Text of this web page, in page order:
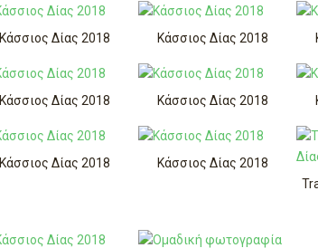
Κάσσιος Δίας 2018 Κάσσιος Δίας 2018
Κάσσιος Δίας 2018 Κάσσιος Δίας 2018
Κάσσιος Δίας 2018
Κάσσιος Δίας 2018